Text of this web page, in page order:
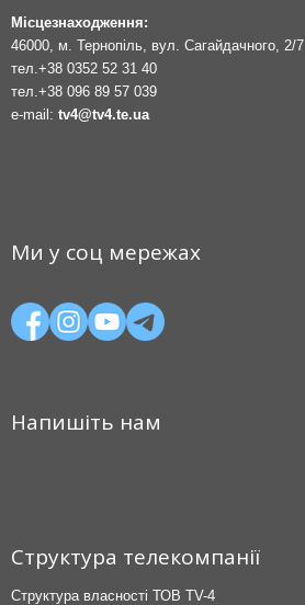
Місцезнаходження:
46000, м. Тернопіль, вул. Сагайдачного, 2/7
тел.+38 0352 52 31 40
тел.+38 096 89 57 039
e-mail: tv4@tv4.te.ua
Ми у соц мережах
Напишіть нам
Структура телекомпанії
Структура власності ТОВ TV-4